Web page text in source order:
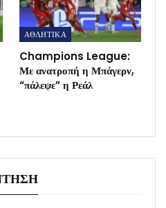
ΑΘΛΗΤΙΚΑ
Champions League:
Με ανατροπή η Μπάγερν,
“πάλεψε” η Ρεάλ